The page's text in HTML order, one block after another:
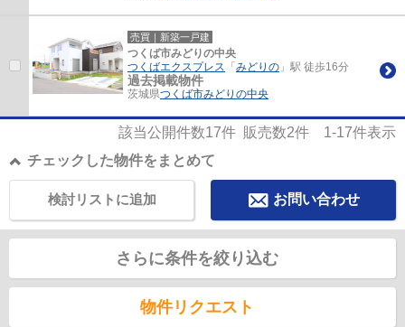
売買｜新築一戸建
つくば市みどりの中央
つくばエクスプレス 「 みどりの 」駅 徒歩16分
過去掲載物件
茨城県つくば市みどりの中央
該当公開件数17件 販売数2件 1-17件表示
チェックした物件をまとめて
お問い合わせ
検討リストに追加
さらに条件を絞り込む
物件リクエスト